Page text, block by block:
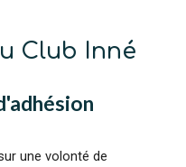
Club Inné
une volonté de